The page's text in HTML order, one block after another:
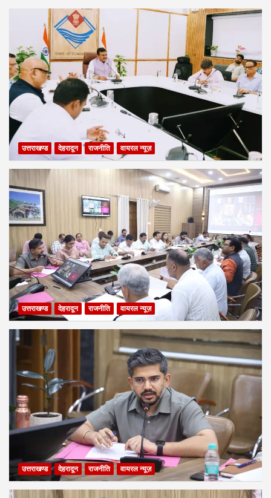
उत्तराखण्ड देहरादून राजनीति वायरल न्यूज़
उत्तराखण्ड देहरादून राजनीति वायरल न्यूज़
उत्तराखण्ड देहरादून राजनीति वायरल न्यूज़